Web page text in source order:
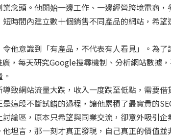
念頭。他開始一邊工作、一邊經營跨境電商，
時間內建立數十個銷售不同產品的網站，希望
他意識到「有產品，不代表有人看見」。為了
，每天研究Google搜尋機制、分析網站數據
致網站流量大跌，收入一度跌至低點，需要借
這段不斷試錯的過程，讓他累積了最寶貴的
論區，原本只希望與同業交流，卻意外吸引企
坦言，那一刻才真正發現，自己真正的價值並